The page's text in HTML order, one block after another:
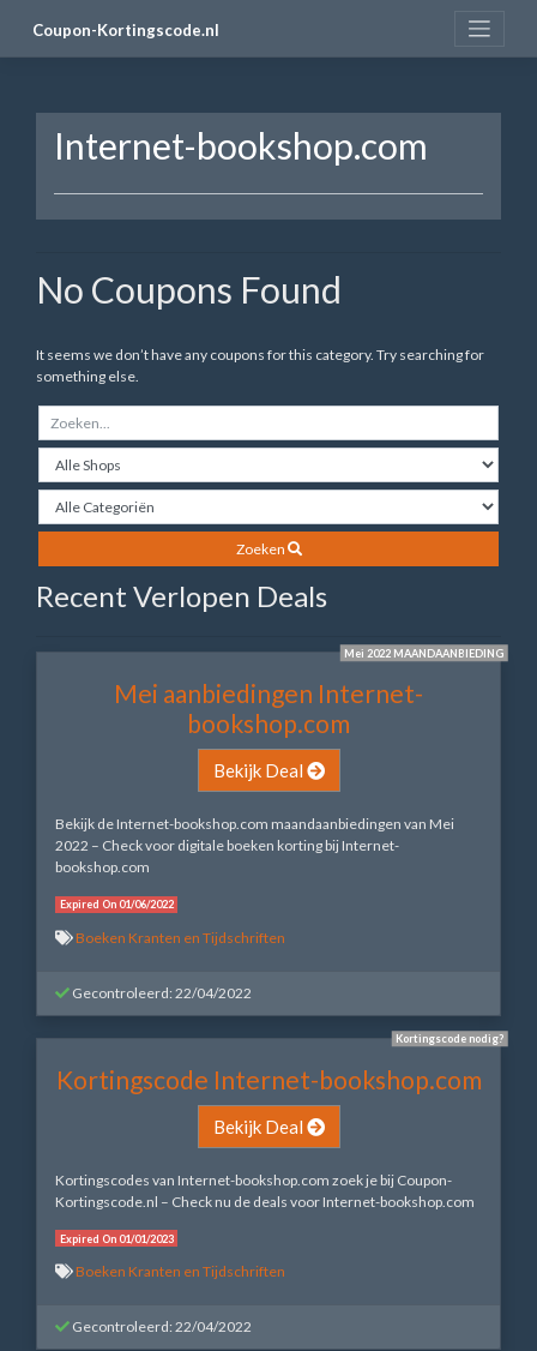
Coupon-Kortingscode.nl
Internet-bookshop.com
No Coupons Found
It seems we don’t have any coupons for this category. Try searching for
something else.
Zoeken
Recent Verlopen Deals
Mei 2022 MAANDAANBIEDING
Mei aanbiedingen Internet-
bookshop.com
Bekijk Deal
Bekijk de Internet-bookshop.com maandaanbiedingen van Mei
2022 – Check voor digitale boeken korting bij Internet-
bookshop.com
Expired On 01/06/2022
Boeken Kranten en Tijdschriften
Gecontroleerd: 22/04/2022
Kortingscode nodig?
Kortingscode Internet-bookshop.com
Bekijk Deal
Kortingscodes van Internet-bookshop.com zoek je bij Coupon-
Kortingscode.nl – Check nu de deals voor Internet-bookshop.com
Expired On 01/01/2023
Boeken Kranten en Tijdschriften
Gecontroleerd: 22/04/2022